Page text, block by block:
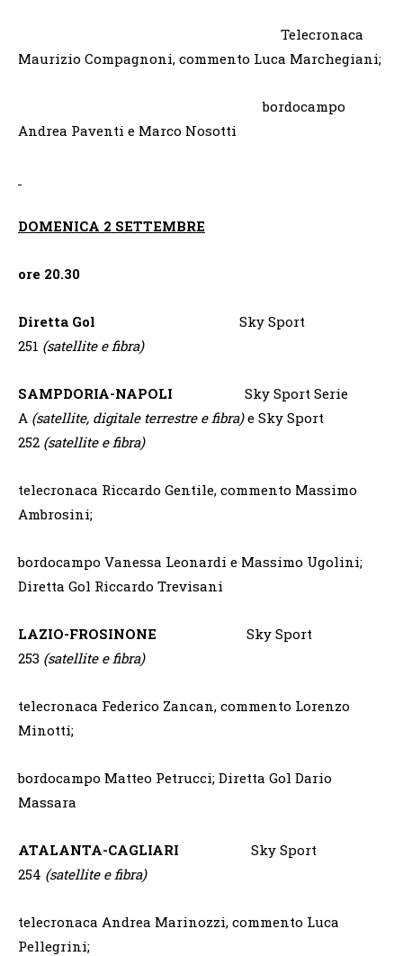
Telecronaca
Maurizio Compagnoni, commento Luca Marchegiani;
bordocampo
Andrea Paventi e Marco Nosotti
DOMENICA 2 SETTEMBRE
ore 20.30
Diretta Gol Sky Sport
251 (satellite e fibra)
SAMPDORIA-NAPOLI Sky Sport Serie
A (satellite, digitale terrestre e fibra)e Sky Sport
252 (satellite e fibra)
telecronaca Riccardo Gentile, commento Massimo
Ambrosini;
bordocampo Vanessa Leonardi e Massimo Ugolini;
Diretta Gol Riccardo Trevisani
LAZIO-FROSINONE Sky Sport
253 (satellite e fibra)
telecronaca Federico Zancan, commento Lorenzo
Minotti;
bordocampo Matteo Petrucci; Diretta Gol Dario
Massara
ATALANTA-CAGLIARI Sky Sport
254 (satellite e fibra)
telecronaca Andrea Marinozzi, commento Luca
Pellegrini;